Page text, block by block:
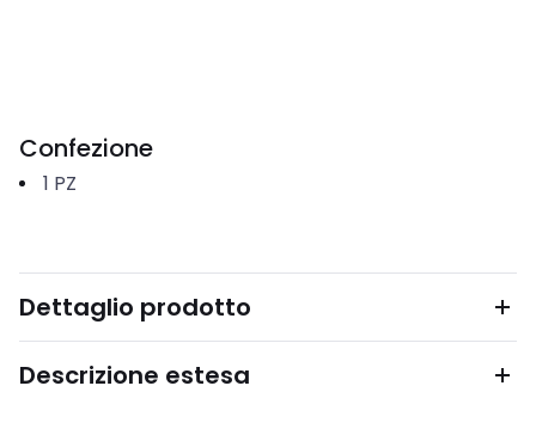
Confezione
1 PZ
Dettaglio prodotto
Descrizione estesa